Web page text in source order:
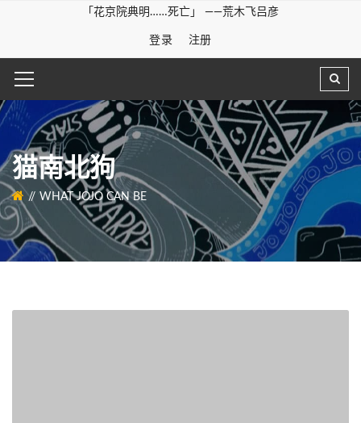
「花京院典明……死亡」 ——荒木飞吕彦
登录 注册
猫南北狗
WHAT JOJO CAN BE